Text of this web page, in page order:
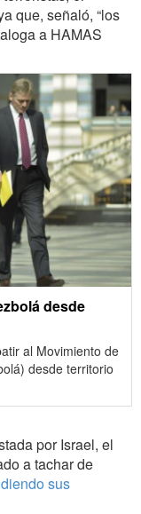
que, señaló, “los
a HAMAS
desde
al Movimiento de
desde territorio
por Israel, el
a tachar de
sus